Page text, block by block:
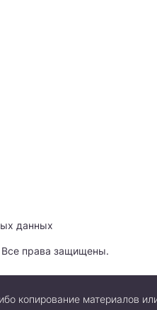
данных
права защищены.
копирование материалов